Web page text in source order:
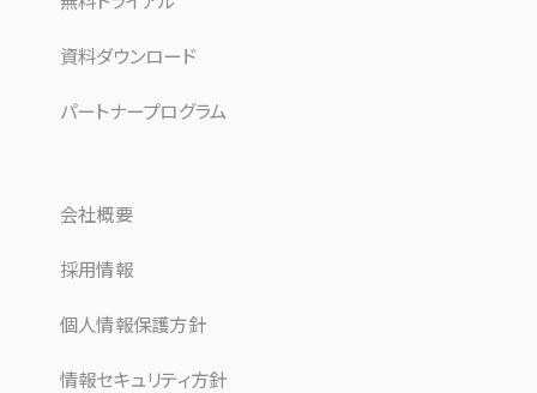
資料ダウンロード
パートナープログラム
会社概要
採用情報
個人情報保護方針
情報セキュリティ方針